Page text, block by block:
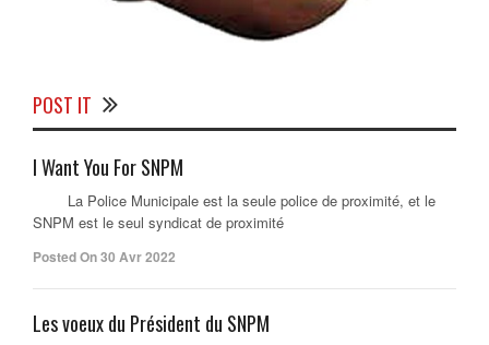
POST IT
I Want You For SNPM
La Police Municipale est la seule police de proximité, et le
SNPM est le seul syndicat de proximité
Posted On 30 Avr 2022
Les voeux du Président du SNPM